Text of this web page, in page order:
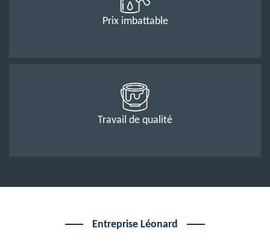
Prix imbattable
Travail de qualité
Entreprise Léonard